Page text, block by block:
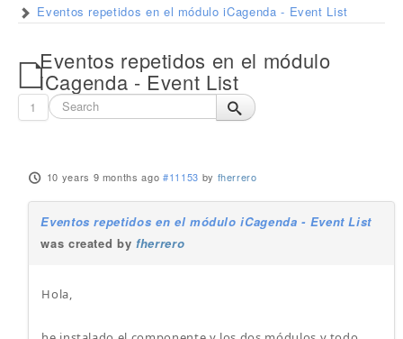
Eventos repetidos en el módulo iCagenda - Event List
Eventos repetidos en el módulo
iCagenda - Event List
1
10 years 9 months ago #11153 by fherrero
Eventos repetidos en el módulo iCagenda - Event List
was created byfherrero
Hola,